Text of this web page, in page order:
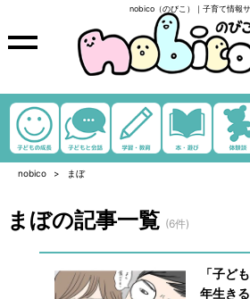
nobico（のびこ）｜子育て情報
nobico まぼ
まぼの記事一覧 (6件)
「子ど
年生き